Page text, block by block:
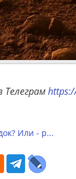
Или - р...